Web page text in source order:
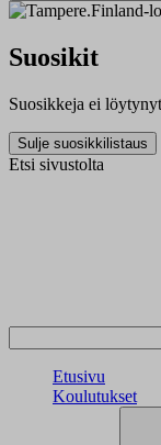
Suosikit
Suosikkeja ei löytynyt
Sulje suosikkilistaus
Etsi sivustolta
Etusivu
Koulutukset